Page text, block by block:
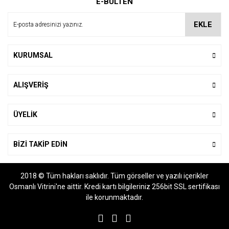
Ürün açıklamasında eksik bilgiler bulunuyor.
EKLE
KURUMSAL
ALIŞVERİŞ
ÜYELİK
BİZİ TAKİP EDİN
2018 © Tüm hakları saklıdır. Tüm görseller ve yazılı içerikler
Osmanlı Vitrini'ne aittir. Kredi kartı bilgileriniz 256bit SSL sertifikası
ile korunmaktadır.